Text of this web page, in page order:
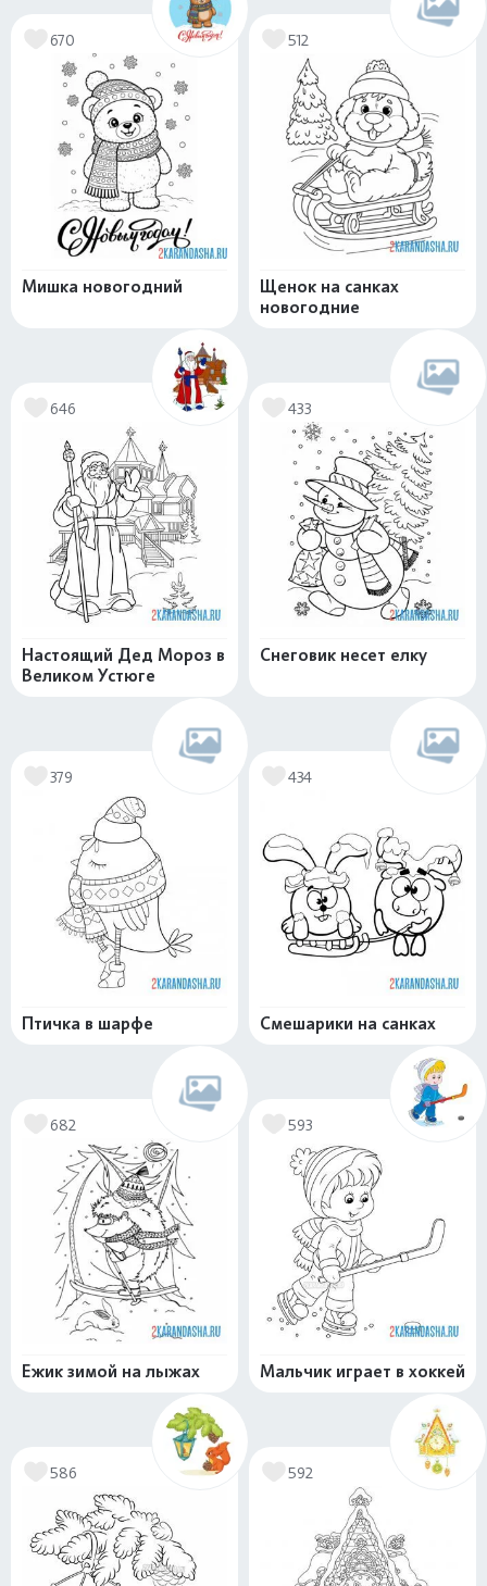
670
Мишка новогодний
512
Щенок на санках
новогодние
646
Настоящий Дед Мороз в
Великом Устюге
433
Снеговик несет елку
379
Птичка в шарфе
434
Смешарики на санках
682
Ежик зимой на лыжах
593
Мальчик играет в хоккей
586 592